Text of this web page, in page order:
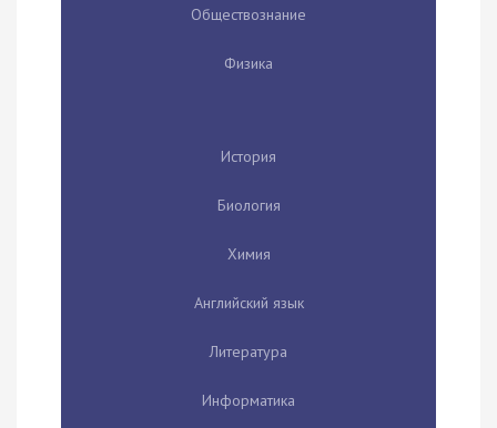
Обществознание
Физика
История
Биология
Химия
Английский язык
Литература
Информатика